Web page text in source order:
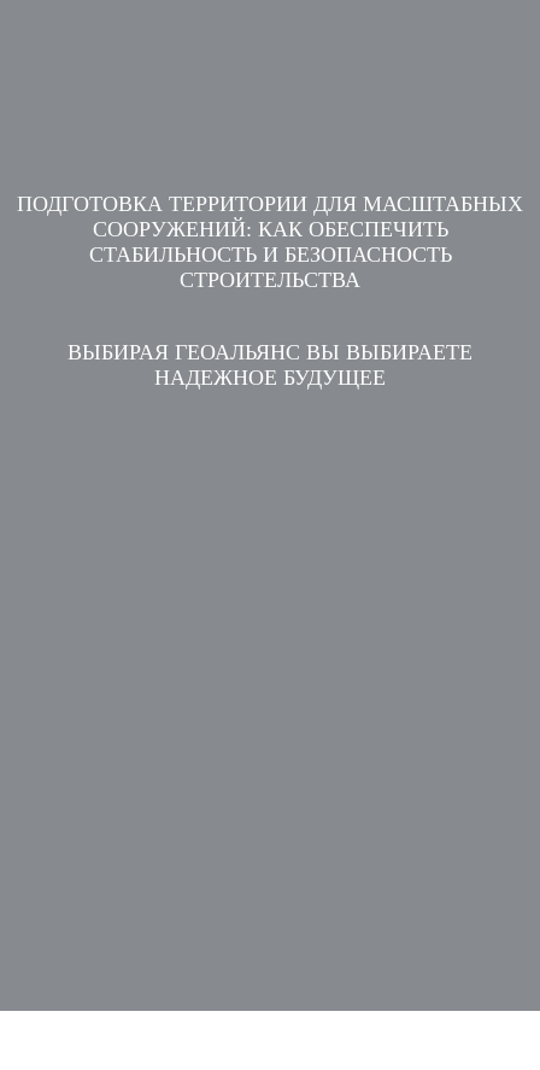
ПОДГОТОВКА ТЕРРИТОРИИ ДЛЯ МАСШТАБНЫХ
СООРУЖЕНИЙ: КАК ОБЕСПЕЧИТЬ
СТАБИЛЬНОСТЬ И БЕЗОПАСНОСТЬ
СТРОИТЕЛЬСТВА
ВЫБИРАЯ ГЕОАЛЬЯНС ВЫ ВЫБИРАЕТЕ
НАДЕЖНОЕ БУДУЩЕЕ